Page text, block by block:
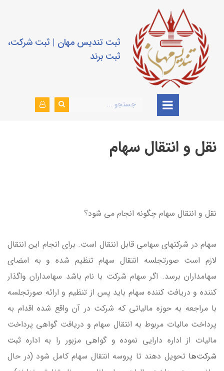
ثبت تندیس مهان | ثبت شرکت،
ثبت برند
نقل و انتقال سهام
نقل و انتقال سهام چگونه انجام می شود؟
سهام در شرکتهای سهامی قابل انتقال است. برای انجام این انتقال
لازم است صورتجلسه انتقال سهام تنظیم شده و به امضای
سهامداران برسد. اگر سهام شرکت با نام باشد سهامداران واگذار
کننده و دریافت کننده سهام باید پس از تنظیم و ارائه صورتجلسه
با مراجعه به حوزه مالیاتی که شرکت در آن واقع شده اقدام به
پرداخت مالیات مربوط به انتقال سهام و دریافت گواهی پرداخت
مالیات از اداره دارایی نموده و گواهی مزبور را به اداره ثبت
شرکت‌ها تحویل دهند تا پروسه انتقال سهام کامل شود (در حال